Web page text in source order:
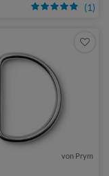
(1)
von Prym